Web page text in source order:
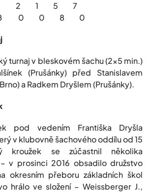
B 2 1 5 7
B 0 0 8 0
turnaj v bleskovém šachu (2×5 min.)
(Prušánky) před Stanislavem
a Radkem Dryšlem (Prušánky).
pod vedením Františka Dryšla
v klubovně šachového oddílu od 15
kroužek se zúčastnil několika
v prosinci 2016 obsadilo družstvo
okresním přeboru základních škol
hrálo ve složení – Weissberger J.,